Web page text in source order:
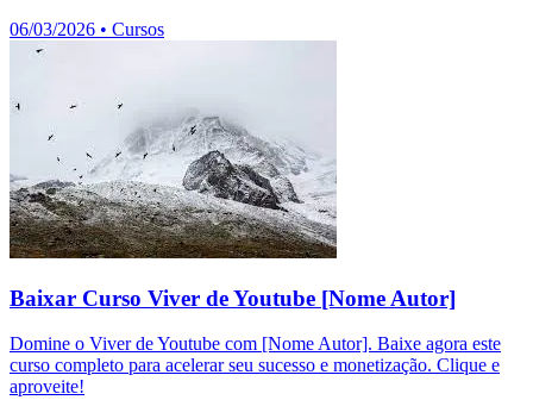
06/03/2026 • Cursos
Baixar Curso Viver de Youtube [Nome Autor]
Domine o Viver de Youtube com [Nome Autor]. Baixe agora este
curso completo para acelerar seu sucesso e monetização. Clique e
aproveite!